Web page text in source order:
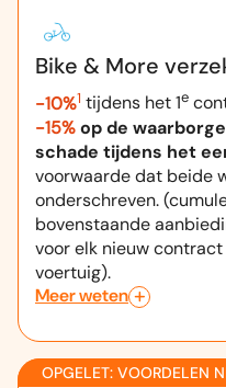
Bike & More
-10%1 tijdens het 1e
-15%op de
schade tijdens het
voorwaarde dat beide
onderschreven.
bovenstaande
voor elk nieuw
voertuig).
Meer weten
OPGELET: VOORDELEN